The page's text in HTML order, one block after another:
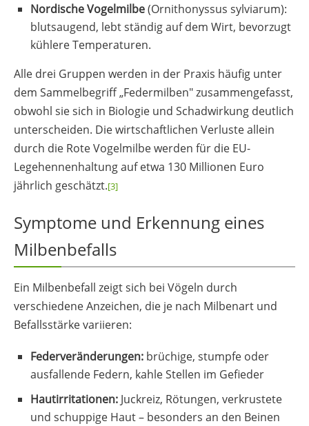
Nordische Vogelmilbe(Ornithonyssus sylviarum):
blutsaugend, lebt ständig auf dem Wirt, bevorzugt
kühlere Temperaturen.
Alle drei Gruppen werden in der Praxis häufig unter
dem Sammelbegriff „Federmilben" zusammengefasst,
obwohl sie sich in Biologie und Schadwirkung deutlich
unterscheiden. Die wirtschaftlichen Verluste allein
durch die Rote Vogelmilbe werden für die EU-
Legehennenhaltung auf etwa 130 Millionen Euro
jährlich geschätzt.[3]
Symptome und Erkennung eines
Milbenbefalls
Ein Milbenbefall zeigt sich bei Vögeln durch
verschiedene Anzeichen, die je nach Milbenart und
Befallsstärke variieren:
Federveränderungen: brüchige, stumpfe oder
ausfallende Federn, kahle Stellen im Gefieder
Hautirritationen: Juckreiz, Rötungen, verkrustete
und schuppige Haut – besonders an den Beinen